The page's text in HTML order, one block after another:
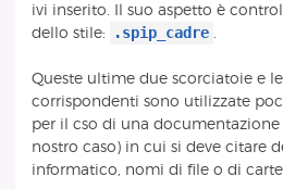
ivi inserito. Il suo aspetto è
dello stile:
.spip_cadre
Queste ultime due scorciatoie e
corrispondenti sono utilizzate
per il cso di una documentazione
nostro caso) in cui si deve citare
informatico, nomi di file o di